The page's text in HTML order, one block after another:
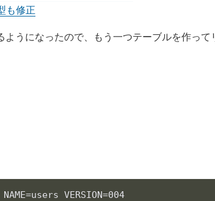
も修正
うになったので、もう一つテーブルを作って
users